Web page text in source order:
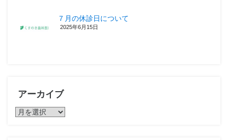
７月の休診日について
2025年6月15日
アーカイブ
ア